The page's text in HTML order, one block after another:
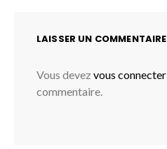
LAISSER UN COMMENTAIRE
Vous devez vous connecter
commentaire.